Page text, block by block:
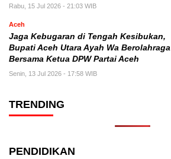
Rabu, 15 Jul 2026 - 21:03 WIB
Aceh
Jaga Kebugaran di Tengah Kesibukan,
Bupati Aceh Utara Ayah Wa Berolahraga
Bersama Ketua DPW Partai Aceh
Senin, 13 Jul 2026 - 17:58 WIB
TRENDING
PENDIDIKAN